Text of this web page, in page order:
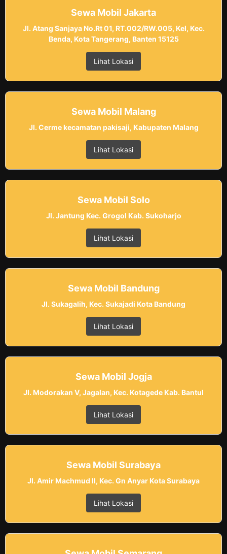
Sewa Mobil Jakarta
Jl. Atang Sanjaya No.Rt 01, RT.002/RW.005, Kel, Kec.
Benda, Kota Tangerang, Banten 15125
Lihat Lokasi
Sewa Mobil Malang
Jl. Cerme kecamatan pakisaji, Kabupaten Malang
Lihat Lokasi
Sewa Mobil Solo
Jl. Jantung Kec. Grogol Kab. Sukoharjo
Lihat Lokasi
Sewa Mobil Bandung
Jl. Sukagalih, Kec. Sukajadi Kota Bandung
Lihat Lokasi
Sewa Mobil Jogja
Jl. Modorakan V, Jagalan, Kec. Kotagede Kab. Bantul
Lihat Lokasi
Sewa Mobil Surabaya
Jl. Amir Machmud II, Kec. Gn Anyar Kota Surabaya
Lihat Lokasi